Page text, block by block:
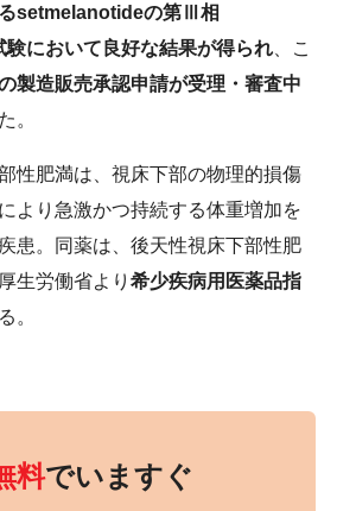
setmelanotideの第Ⅲ相
において良好な結果が得られ 、こ
製造販売承認申請が受理・審査中
。
性肥満は、視床下部の物理的損傷
より急激かつ持続する体重増加を
患。同薬は、後天性視床下部性肥
生労働省より希少疾病用医薬品指
。
料でいますぐ